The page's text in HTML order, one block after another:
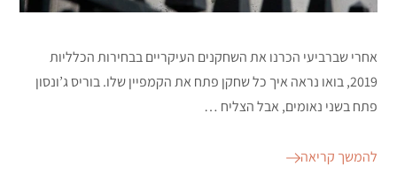
אחרי שברביעי הכרנו את השחקנים העיקריים בבחירות הכלליות
2019, בואו נראה איך כל שחקן פתח את הקמפיין שלו. בוריס ג’ונסון
פתח בשני נאומים, אבל הצליח …
להמשך קריאה